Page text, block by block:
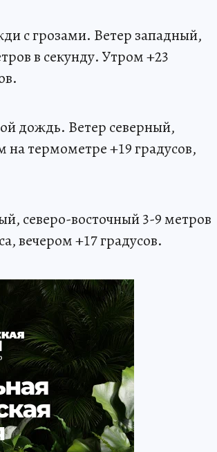
с грозами. Ветер западный,
в секунду. Утром +23
дождь. Ветер северный,
на термометре +19 градусов,
северо-восточный 3-9 метров
вечером +17 градусов.